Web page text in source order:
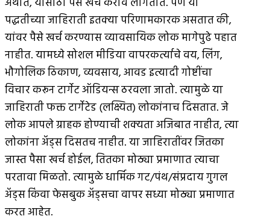
पद्धतीच्या जाहिराती इतक्या परिणामकारक असतात की,
यांवर पैसे खर्च करण्यास व्यावसायिक लोक मागेपुढे पहात
नाहीत. यामध्ये सोशल मीडिया वापरकर्त्याचे वय, लिंग,
भौगोलिक ठिकाण, व्यवसाय, आवड इत्यादी गोष्टींचा
विचार करून टार्गेट ऑडियन्स ठरवला जातो. त्यामुळे या
जाहिराती फक्त टार्गेटेड (लक्ष्यित) लोकांनाच दिसतात. जे
लोक आपले ग्राहक होण्याची शक्यता अजिबात नाहीत, त्या
लोकांना अ‍ॅड्स दिसतच नाहीत. या जाहिरातींवर जितका
जास्त पैसा खर्च होईल, तितका मोठ्या प्रमाणात त्याचा
परतावा मिळतो. त्यामुळे धार्मिक गट/पंथ/संप्रदाय गुगल
अ‍ॅड्स किंवा फेसबुक अ‍ॅड्सचा वापर सध्या मोठ्या प्रमाणात
करत आहेत.